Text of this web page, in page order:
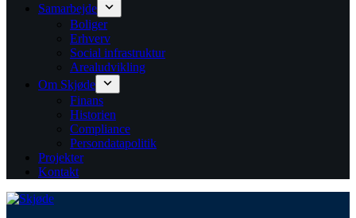
Samarbejde
Boliger
Erhverv
Social infrastruktur
Arealudvikling
Om Skjøde
Finans
Historien
Compliance
Persondatapolitik
Projekter
Kontakt